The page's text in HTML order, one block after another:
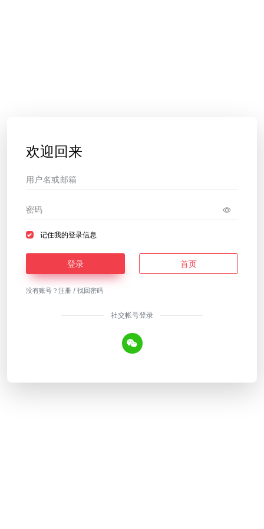
欢迎回来
记住我的登录信息
登录 首页
没有账号？ 注册 / 找回密码
社交帐号登录